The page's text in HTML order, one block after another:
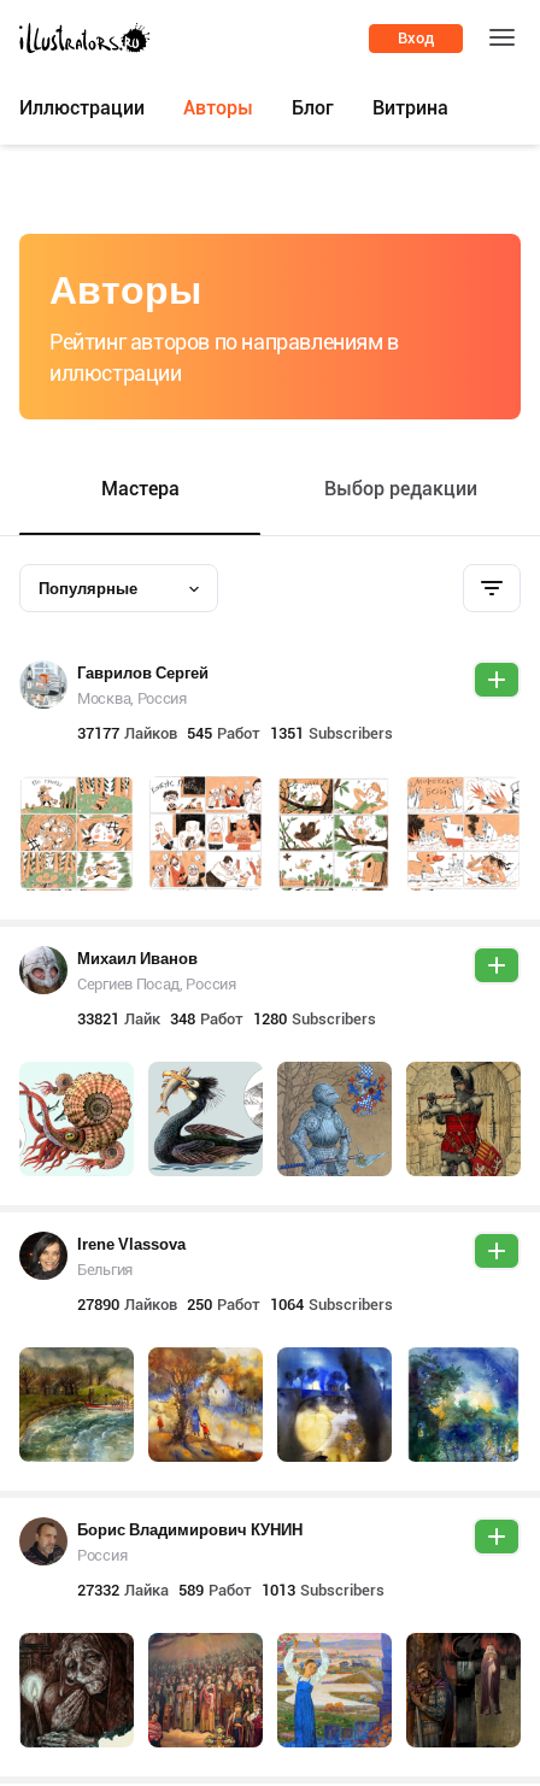
Вход
Иллюстрации Авторы Блог Витрина
Авторы
Рейтинг авторов по направлениям в
иллюстрации
Мастера Выбор редакции
Популярные
Гаврилов Сергей
Москва, Россия
37177 Лайков 545 Работ 1351 Subscribers
Михаил Иванов
Сергиев Посад, Россия
33821 Лайк 348 Работ 1280 Subscribers
Irene Vlassova
Бельгия
27890 Лайков 250 Работ 1064 Subscribers
Борис Владимирович КУНИН
Россия
27332 Лайка 589 Работ 1013 Subscribers